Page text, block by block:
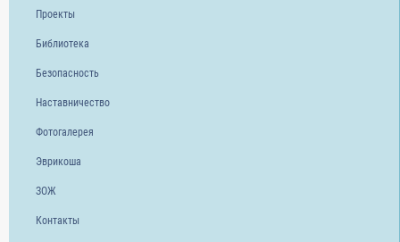
Проекты
Библиотека
Безопасность
Наставничество
Фотогалерея
Эврикоша
ЗОЖ
Контакты